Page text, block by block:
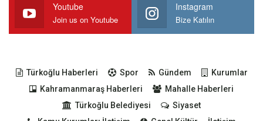
Youtube
Join us on Youtube
Instagram
Bize Katılın
Türkoğlu Haberleri Spor Gündem
Kurumlar
Kahramanmaraş Haberleri
Mahalle Haberleri
Türkoğlu Belediyesi
Siyaset